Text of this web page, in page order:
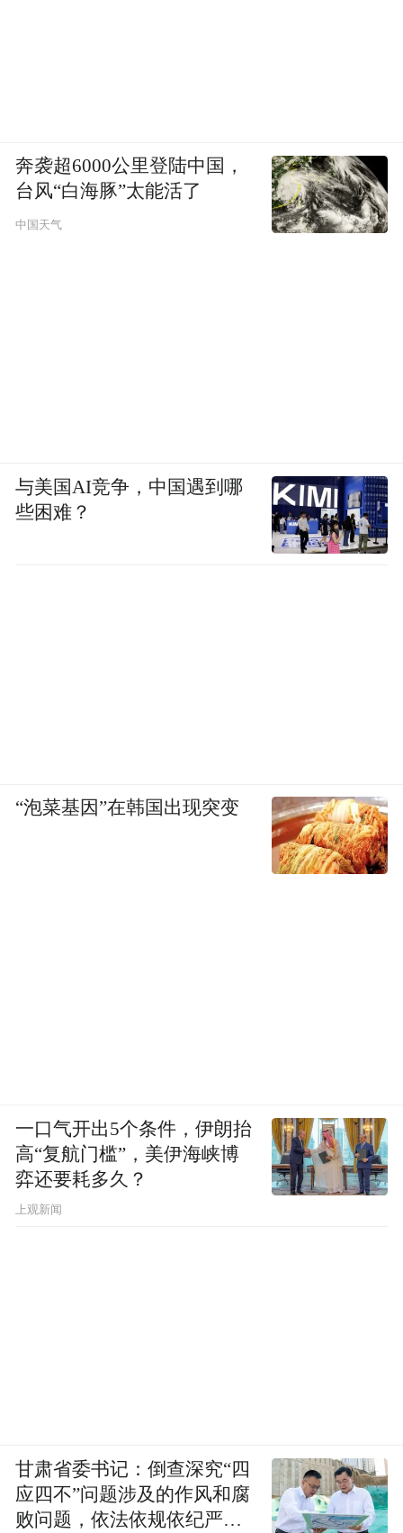
奔袭超6000公里登陆中国，
台风“白海豚”太能活了
中国天气
与美国AI竞争，中国遇到哪
些困难？
“泡菜基因”在韩国出现突变
一口气开出5个条件，伊朗抬
高“复航门槛”，美伊海峡博
弈还要耗多久？
上观新闻
甘肃省委书记：倒查深究“四
应四不”问题涉及的作风和腐
败问题，依法依规依纪严肃